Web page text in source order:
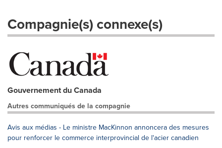
Compagnie(s) connexe(s)
Gouvernement du Canada
Autres communiqués de la compagnie
Avis aux médias - Le ministre MacKinnon annoncera des mesures
pour renforcer le commerce interprovincial de l'acier canadien